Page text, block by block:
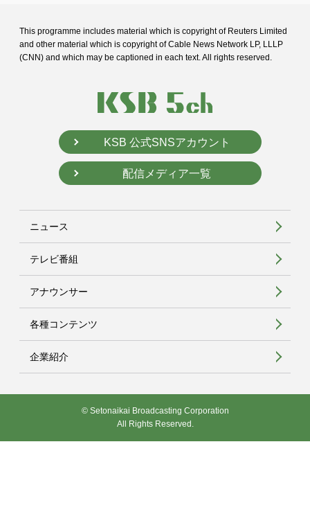
This programme includes material which is copyright of Reuters Limited
and other material which is copyright of Cable News Network LP, LLLP
(CNN) and which may be captioned in each text. All rights reserved.
KSB 公式SNSアカウント
配信メディア一覧
ニュース
テレビ番組
アナウンサー
各種コンテンツ
企業紹介
© Setonaikai Broadcasting Corporation
All Rights Reserved.